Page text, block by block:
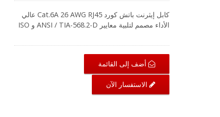
كابل إيثرنت باتش كورد Cat.6A 26 AWG RJ45 عالي
الأداء مصمم لتلبية معايير ANSI / TIA-568.2-D و ISO
يصل إلى 500 ميجاهرتز. لضمان التوصيلية الفائقة،
تستخدم CRXCabling موصلات مطلية بالذهب بسمك
50 ميكرون لموصل RJ45، وتقدم أيضًا غلافًا قويًا من
الكمبيوتر، وخوادم الكمبيوتر، ومراكز البيانات، والمباني
أضف إلى القائمة
الاستفسار الآن